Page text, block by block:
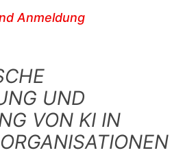
Anmeldung
UND
VON KI IN